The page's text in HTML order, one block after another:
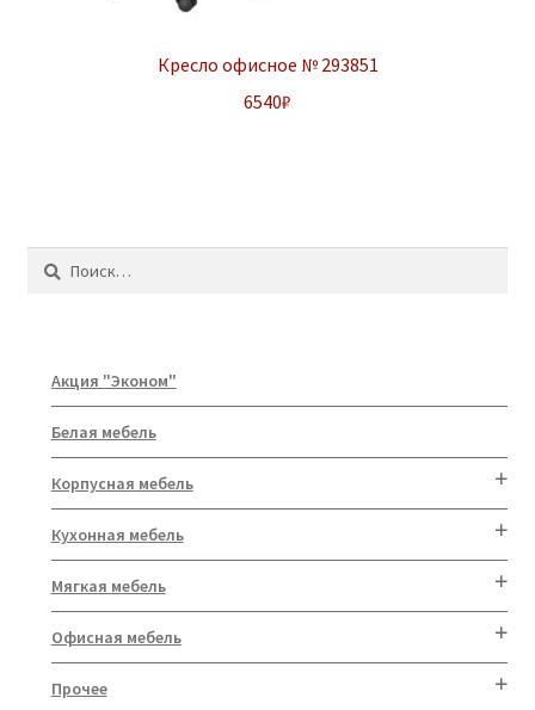
Кресло офисное № 293851
6540₽
Найти:
Акция "Эконом"
Белая мебель
Корпусная мебель
Кухонная мебель
Мягкая мебель
Офисная мебель
Прочее